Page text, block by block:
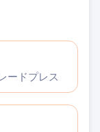
ードプレス